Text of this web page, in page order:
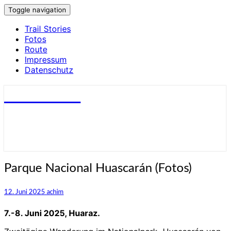
Toggle navigation
Trail Stories
Fotos
Route
Impressum
Datenschutz
Parque
Nacional
Huascarán
(Fotos)
Parque Nacional Huascarán (Fotos)
12. Juni 2025 achim
7.-8. Juni 2025, Huaraz.